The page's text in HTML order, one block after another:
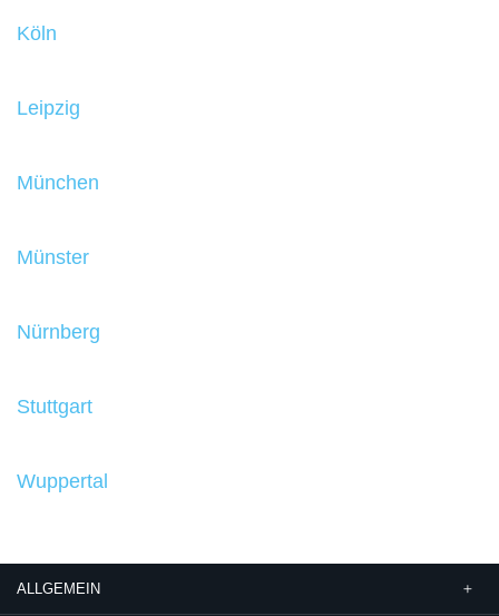
Köln
Leipzig
München
Münster
Nürnberg
Stuttgart
Wuppertal
ALLGEMEIN